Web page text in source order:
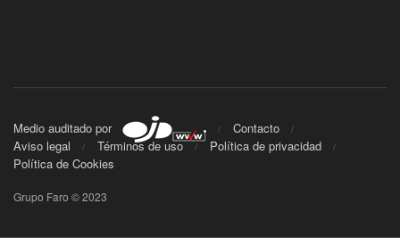
Medio auditado por
Contacto
Aviso legal
Términos de uso
Política de privacidad
Política de Cookies
Grupo Faro © 2023